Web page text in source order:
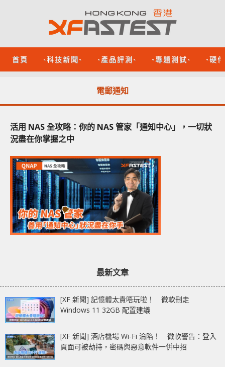
首頁 -科技新聞- -產品評測- -專題測試- -硬
電郵通知
活用 NAS 全攻略：你的 NAS 管家「通知中心」，一切狀
況盡在你掌握之中
最新文章
[XF 新聞] 記憶體太貴唔玩啦！ 微軟刪走
Windows 11 32GB 配置建議
[XF 新聞] 酒店機場 Wi-Fi 淪陷！ 微軟警告：登入
頁面可被劫持，密碼與惡意軟件一併中招